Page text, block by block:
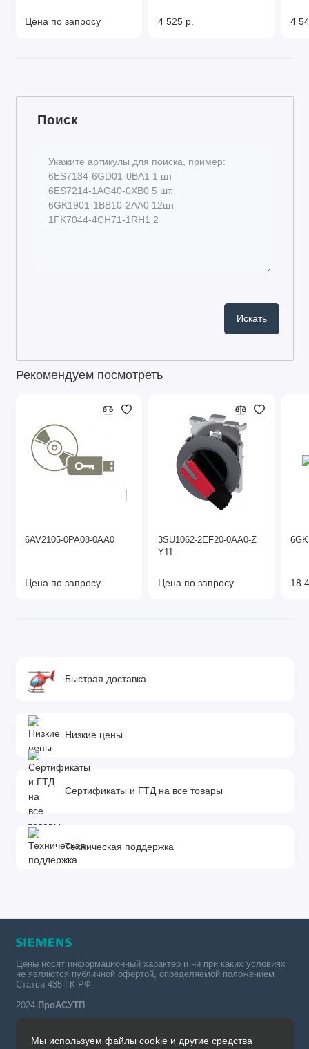
Цена по запросу 4 525 р. 4
Поиск
Рекомендуем посмотреть
6AV2105-0PA08-0AA0
Цена по запросу
3SU1062-2EF20-0AA0-Z
Y11
Цена по запросу 18
Быстрая доставка
Низкие цены
Сертификаты и ГТД на все товары
Техническая поддержка
Мы используем файлы cookie и другие средства
Цены носят информационный характер и ни при каких условиях
не являются публичной офертой, определяемой положением
Статьи 435 ГК РФ.
2024 ПроАСУТП
Simatic в России тел.: